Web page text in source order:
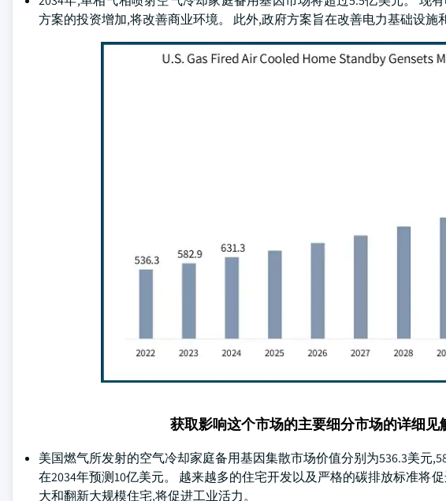
方案的投资增加,将改善商业环境。 此外,政府方案旨在改善电力基础设施
获取影响这个市场的主要细分市场的详细见
美国燃气所发射的空气冷却家庭备用基因集散市场价值分别为536.3美元
在2034年预测10亿美元。 越来越多的住宅开发以及严格的碳排放标准将
大和翻新大规模住宅,将促进工业活力。